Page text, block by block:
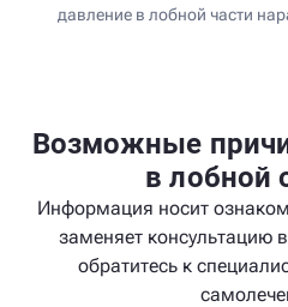
давление в лобной части
Возможные
в лобной
Информация носит
заменяет консультацию
обратитесь к